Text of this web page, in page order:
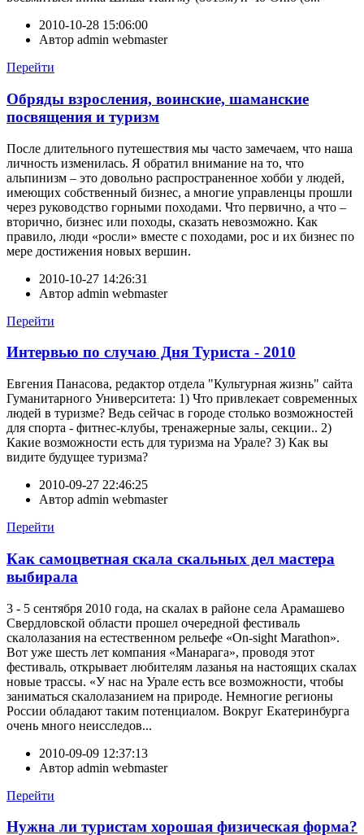
2010-10-28 15:06:00
Автор admin webmaster
Перейти
Обряды взросления, воинские, шаманские
посвящения и туризм
После длительного путешествия мы часто замечаем, что наша
личность изменилась. Я обратил внимание на то, что
альпинизм – это довольно распространенное хобби у людей,
имеющих собственный бизнес, а многие управленцы прошли
через руководство горными походами. Что первично, а что –
вторично, бизнес или походы, сказать невозможно. Как
правило, люди «росли» вместе с походами, рос и их бизнес по
мере достижения новых вершин.
2010-10-27 14:26:31
Автор admin webmaster
Перейти
Интервью по случаю Дня Туриста - 2010
Евгения Панасова, редактор отдела "Культурная жизнь" сайта
Гуманитарного Университета: 1) Что привлекает современных
людей в туризме? Ведь сейчас в городе столько возможностей
для спорта - фитнес-клубы, тренажерные залы, секции.. 2)
Какие возможности есть для туризма на Урале? 3) Как вы
видите будущее туризма?
2010-09-27 22:46:25
Автор admin webmaster
Перейти
Как самоцветная скала скальных дел мастера
выбирала
3 - 5 сентября 2010 года, на скалах в районе села Арамашево
Свердловской области прошел очередной фестиваль
скалолазания на естественном рельефе «On-sight Marathon».
Вот уже шесть лет компания «Манарага», проводя этот
фестиваль, открывает любителям лазанья на настоящих скалах
новые трассы. «У нас на Урале есть все возможности, чтобы
заниматься скалолазанием на природе. Немногие регионы
России обладают таким потенциалом. Вокруг Екатеринбурга
очень много неисследов...
2010-09-09 12:37:13
Автор admin webmaster
Перейти
Нужна ли туристам хорошая физическая форма?